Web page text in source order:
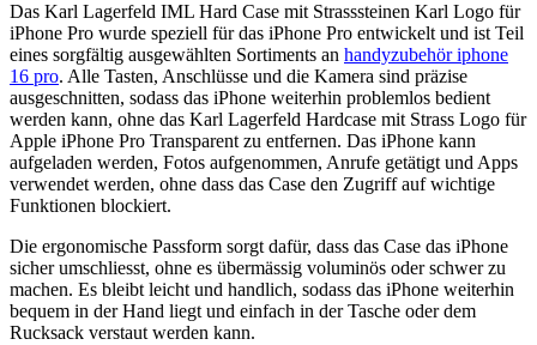
Das Karl Lagerfeld IML Hard Case mit Strasssteinen Karl Logo für
iPhone Pro wurde speziell für das iPhone Pro entwickelt und ist Teil
eines sorgfältig ausgewählten Sortiments an handyzubehör iphone
16 pro. Alle Tasten, Anschlüsse und die Kamera sind präzise
ausgeschnitten, sodass das iPhone weiterhin problemlos bedient
werden kann, ohne das Karl Lagerfeld Hardcase mit Strass Logo für
Apple iPhone Pro Transparent zu entfernen. Das iPhone kann
aufgeladen werden, Fotos aufgenommen, Anrufe getätigt und Apps
verwendet werden, ohne dass das Case den Zugriff auf wichtige
Funktionen blockiert.
Die ergonomische Passform sorgt dafür, dass das Case das iPhone
sicher umschliesst, ohne es übermässig voluminös oder schwer zu
machen. Es bleibt leicht und handlich, sodass das iPhone weiterhin
bequem in der Hand liegt und einfach in der Tasche oder dem
Rucksack verstaut werden kann.